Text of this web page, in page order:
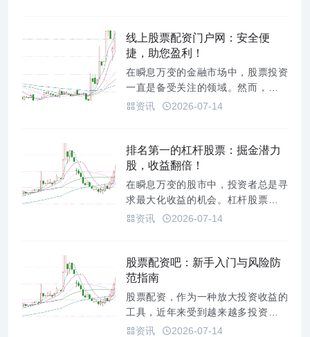
资平台的出现，为这些投资者提供了
一个全新的解决方案。它以其安全便
捷的特性，帮助投资者撬动更大的
资...
线上股票配资门户网：安全便
捷，助您盈利！
在瞬息万变的金融市场中，股票投资
一直是备受关注的领域。然而，高收
益往往伴随着高风险，资金不足常常
户网应运而生，它以其安全便捷的特
点，为投资者提供资金支持，助力他
们抓住市场机遇，实现财富增值。*...
资讯 2026-07-14
排名第一的杠杆股票：掘金潜力
股，收益翻倍！
在瞬息万变的股市中，投资者总是寻
求最大化收益的机会。杠杆股票，作
为一种高风险高回报的投资工具，吸
需要深入的研究和谨慎的判断。本文
将探讨杠杆股票的运作机制，并尝试
挖掘潜在的“排名第一”的杠杆股票...
资讯 2026-07-14
股票配资吧：新手入门与风险防
范指南
股票配资，作为一种放大投资收益的
工具，近年来受到越来越多投资者的
关注。然而，高收益往往伴随着高风
资讯 2026-07-14